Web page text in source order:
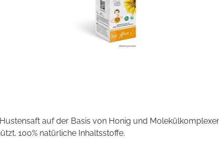
auf der Basis von Honig und
100% natürliche Inhaltsstoffe.